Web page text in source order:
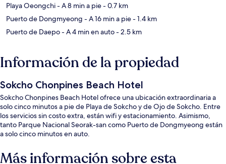
Playa Oeongchi- A 8 min a pie- 0.7 km
Puerto de Dongmyeong - A 16 min a pie- 1.4 km
Puerto de Daepo- A 4 min en auto- 2.5 km
Información de la propiedad
Sokcho Chonpines Beach Hotel
Sokcho Chonpines Beach Hotel ofrece una ubicación extraordinaria a
solo cinco minutos a pie de Playa de Sokcho y de Ojo de Sokcho. Entre
los servicios sin costo extra, están wifi y estacionamiento. Asimismo,
tanto Parque Nacional Seorak-san como Puerto de Dongmyeong están
a solo cinco minutos en auto.
Más información sobre esta